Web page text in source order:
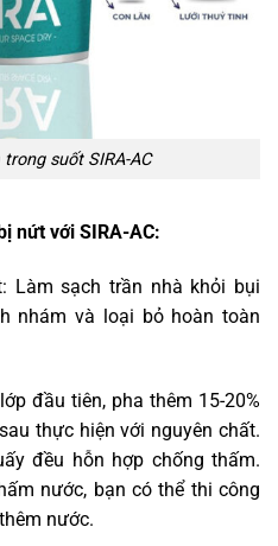
suốt SIRA-AC
nứt với SIRA-AC:
Làm sạch trần nhà khỏi bụi
nhám và loại bỏ hoàn toàn
đầu tiên, pha thêm 15-20%
thực hiện với nguyên chất.
đều hỗn hợp chống thấm.
nước, bạn có thể thi công
nước.